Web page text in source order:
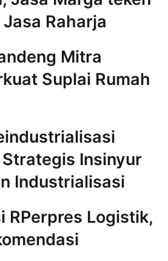
Raharja
Mitra
Suplai Rumah
Insinyur
Industrialisasi
RPerpres Logistik,